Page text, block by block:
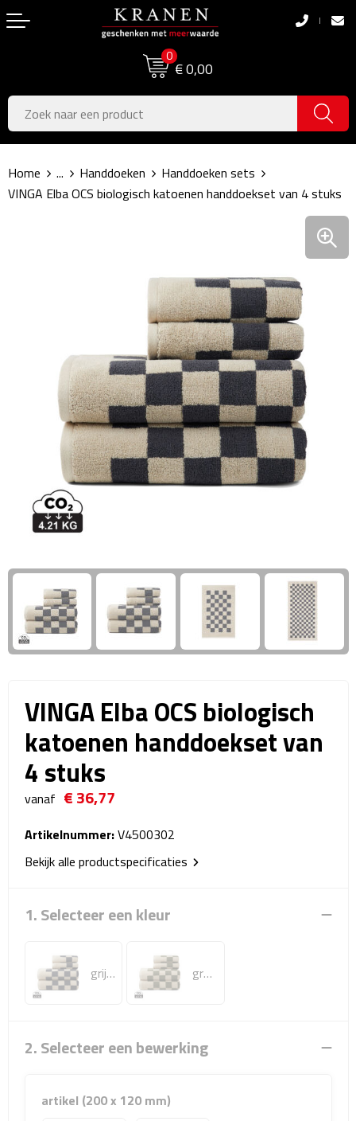
0
€ 0,00
Boodschappentassen
Boodschappentassen
Jute tassen
Katoenen draagtassen
Business trolleys
Documententassen
Kledingtassen
Laptophoezen & -tassen
Tablettassen
Reistassen & Trolleys
Reistassen
Trolleys
Reistassensets
Weekendtassen
Duffeltassen
Autotassen
Rugzakken
Rugzakken
Laptop rugzakken
Promo rugzakjes
Pasen
Koningsdag
Zomer
Geboorte- & Kraamcadeau's
Giftcards
Wellness Giftsets
Home ... Handdoeken
Handdoeken sets
VINGA Elba OCS biologisch katoenen handdoekset van 4 stuks
VINGA Elba OCS biologisch
katoenen handdoekset van
4 stuks
vanaf € 36,77
Artikelnummer:V4500302
Bekijk alle productspecificaties
1. Selecteer een kleur
grijs, beige groen, beige
2. Selecteer een bewerking
artikel (200 x 120 mm)